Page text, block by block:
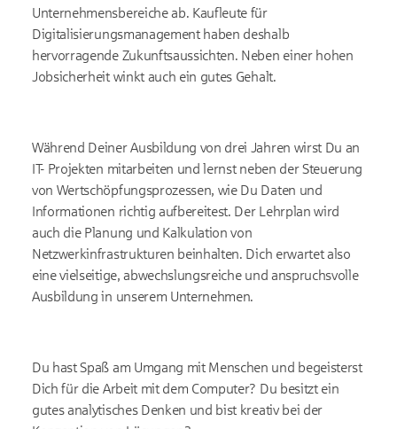
Unternehmensbereiche ab. Kaufleute für
Digitalisierungsmanagement haben deshalb
hervorragende Zukunftsaussichten. Neben einer hohen
Jobsicherheit winkt auch ein gutes Gehalt.
Während Deiner Ausbildung von drei Jahren wirst Du an
IT- Projekten mitarbeiten und lernst neben der Steuerung
von Wertschöpfungsprozessen, wie Du Daten und
Informationen richtig aufbereitest. Der Lehrplan wird
auch die Planung und Kalkulation von
Netzwerkinfrastrukturen beinhalten. Dich erwartet also
eine vielseitige, abwechslungsreiche und anspruchsvolle
Ausbildung in unserem Unternehmen.
Du hast Spaß am Umgang mit Menschen und begeisterst
Dich für die Arbeit mit dem Computer? Du besitzt ein
gutes analytisches Denken und bist kreativ bei der